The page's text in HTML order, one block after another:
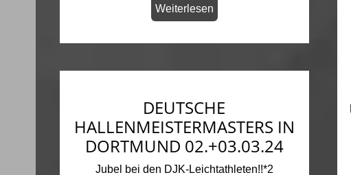
Weiterlesen
DEUTSCHE
HALLENMEISTERMASTERS IN
DORTMUND 02.+03.03.24
Jubel bei den DJK-Leichtathleten!!*2